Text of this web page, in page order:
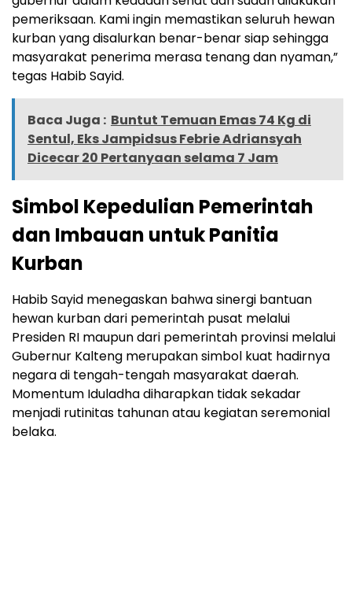
pemeriksaan. Kami ingin memastikan seluruh hewan
kurban yang disalurkan benar-benar siap sehingga
masyarakat penerima merasa tenang dan nyaman,”
tegas Habib Sayid.
Baca Juga : Buntut Temuan Emas 74 Kg di
Sentul, Eks Jampidsus Febrie Adriansyah
Dicecar 20 Pertanyaan selama 7 Jam
Simbol Kepedulian Pemerintah
dan Imbauan untuk Panitia
Kurban
Habib Sayid menegaskan bahwa sinergi bantuan
hewan kurban dari pemerintah pusat melalui
Presiden RI maupun dari pemerintah provinsi melalui
Gubernur Kalteng merupakan simbol kuat hadirnya
negara di tengah-tengah masyarakat daerah.
Momentum Iduladha diharapkan tidak sekadar
menjadi rutinitas tahunan atau kegiatan seremonial
belaka.